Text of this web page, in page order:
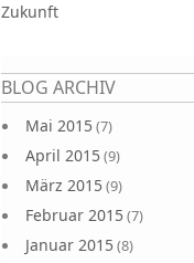
Zukunft
BLOG ARCHIV
Mai 2015(7)
April 2015(9)
März 2015(9)
Februar 2015(7)
Januar 2015(8)
Seiten